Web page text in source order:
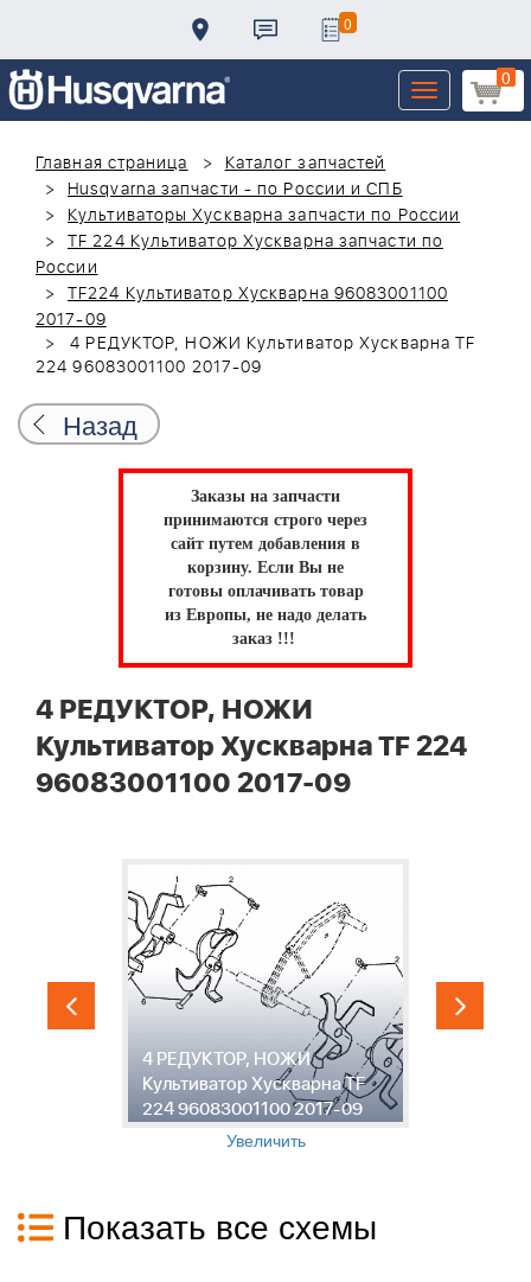
0
0
Toggle
navigation
Главная страница
Каталог запчастей
Husqvarna запчасти - по России и СПБ
Культиваторы Хускварна запчасти по России
TF 224 Культиватор Хускварна запчасти по
России
TF224 Культиватор Хускварна 96083001100
2017-09
4 РЕДУКТОР, НОЖИ Культиватор Хускварна TF
224 96083001100 2017-09
Назад
Заказы на запчасти
принимаются строго через
сайт путем добавления в
корзину. Если Вы не
готовы оплачивать товар
из Европы, не надо делать
заказ !!!
4 РЕДУКТОР, НОЖИ
Культиватор Хускварна TF 224
96083001100 2017-09
4 РЕДУКТОР, НОЖИ
Культиватор Хускварна TF
224 96083001100 2017-09
Увеличить
Показать все схемы